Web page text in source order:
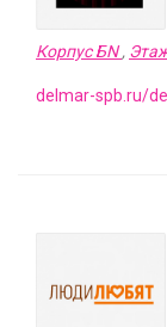
Корпус БN,
delmar-spb.ru/